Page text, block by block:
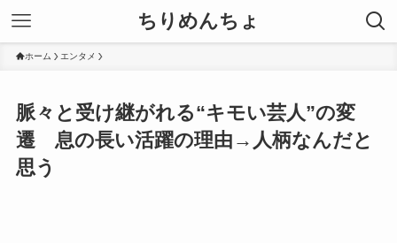
ちりめんちょ
ホーム エンタメ
脈々と受け継がれる“キモい芸人”の変
遷 息の長い活躍の理由→人柄なんだと
思う